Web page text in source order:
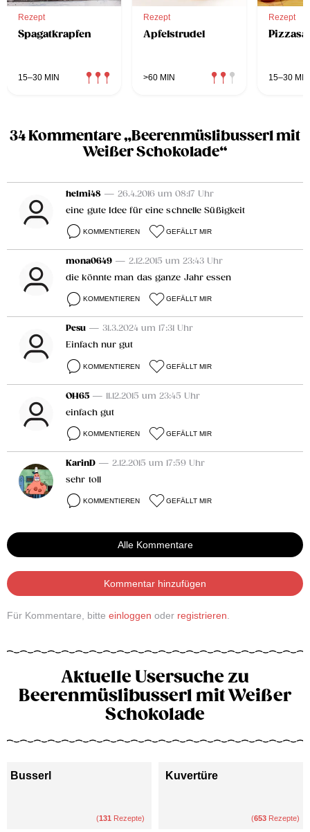
Rezept
Spagatkrapfen
15–30 MIN
Rezept
Apfelstrudel
>60 MIN
Rezept
15–30 MIN
34 Kommentare „Beerenmüslibusserl mit
Weißer Schokolade“
helmi48 — 26.4.2016 um 08:17 Uhr
eine gute Idee für eine schnelle Süßigkeit
KOMMENTIEREN GEFÄLLT MIR
mona0649 — 2.12.2015 um 23:43 Uhr
die könnte man das ganze Jahr essen
KOMMENTIEREN GEFÄLLT MIR
Pesu — 31.3.2024 um 17:31 Uhr
Einfach nur gut
KOMMENTIEREN GEFÄLLT MIR
OH65 — 11.12.2015 um 23:45 Uhr
einfach gut
KOMMENTIEREN GEFÄLLT MIR
KarinD — 2.12.2015 um 17:59 Uhr
sehr toll
KOMMENTIEREN GEFÄLLT MIR
Alle Kommentare
Kommentar hinzufügen
Für Kommentare, bitte einloggen oder registrieren
Aktuelle Usersuche zu
Beerenmüslibusserl mit Weißer
Schokolade
Busserl
(131 Rezepte)
Kuvertüre
(653 Rezepte)